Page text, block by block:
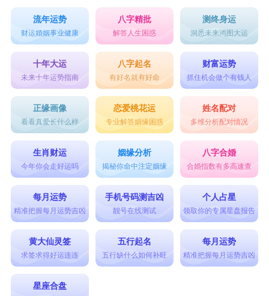
流年运势
财运婚姻事业健康
八字精批
解答人生困惑
测终身运
洞悉未来鸿图大运
十年大运
未来十年运势指南
八字起名
有好名就有好命
财富运势
抓住机会做个有钱人
正缘画像
看看真爱长什么样
恋爱桃花运
专业解答姻缘困惑
姓名配对
多维分析配对情况
生肖财运
今年你会走好运吗
姻缘分析
揭秘你命中注定姻缘
八字合婚
合婚指数有多高速查
每月运势
精准把握每月运势吉凶
手机号码测吉凶
靓号在线测试
个人占星
领取你的专属星盘报告
黄大仙灵签
求签求得好运连连
五行起名
五行缺什么如何补旺
每月运势
精准把握每月运势吉凶
星座合盘